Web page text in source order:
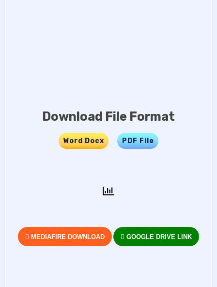
Download File Format
Word Docx ….. PDF File
MEDIAFIRE DOWNLOAD GOOGLE DRIVE LINK